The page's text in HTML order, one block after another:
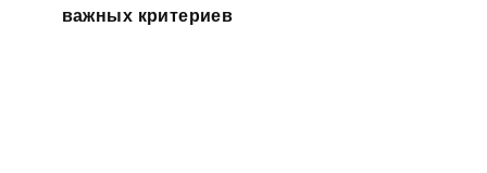
важных критериев